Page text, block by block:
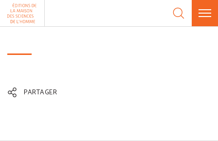
Aller au contenu
PARTAGER
Panneau de gestion des cookies